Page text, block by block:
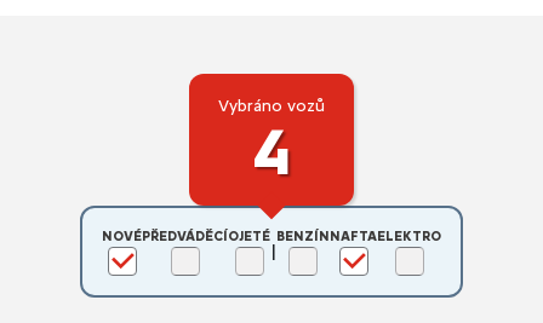
NOVÉPŘEDVÁDĚCÍOJETÉ
|
BENZÍNNAFTAELEKTRO
Vybráno vozů
4